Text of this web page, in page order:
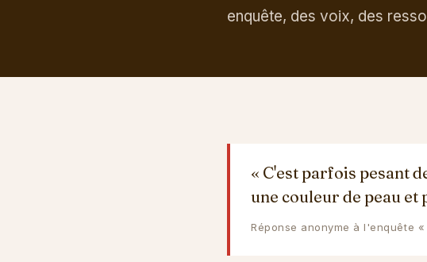
enquête, des voix, des
« C'est parfois pesant
une couleur de peau
Réponse anonyme à l'enquête